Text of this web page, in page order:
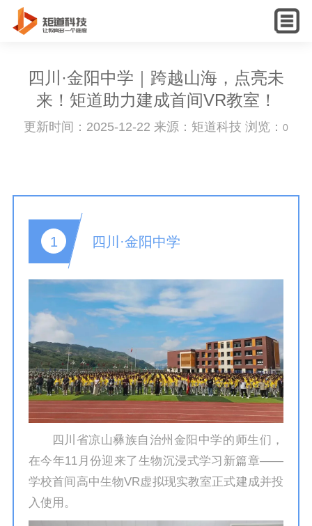
English
四川·金阳中学｜跨越山海，点亮未
来！矩道助力建成首间VR教室！
更新时间：2025-12-22 来源：矩道科技 浏览： 0
1 四川·金阳中学
四川省凉山彝族自治州金阳中学的师生们，
在今年11月份迎来了生物沉浸式学习新篇章——
学校首间高中生物VR虚拟现实教室正式建成并投
入使用。